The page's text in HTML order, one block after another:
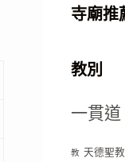
寺廟推
教別
一貫道
教 天德聖教